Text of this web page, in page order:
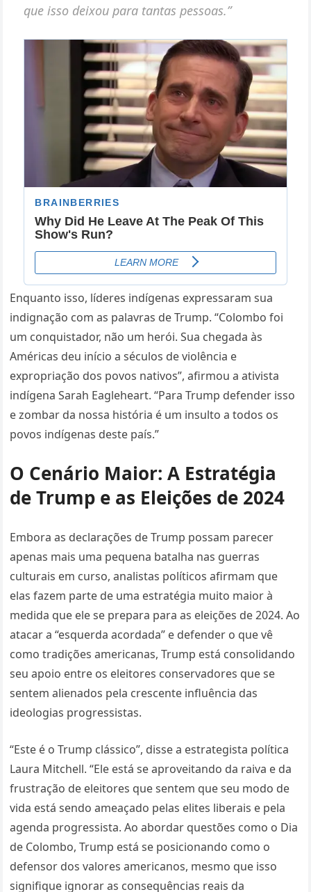
que isso deixou para tantas pessoas.”
Enquanto isso, líderes indígenas expressaram sua
indignação com as palavras de Trump. “Colombo foi
um conquistador, não um herói. Sua chegada às
Américas deu início a séculos de violência e
expropriação dos povos nativos”, afirmou a ativista
indígena Sarah Eagleheart. “Para Trump defender isso
e zombar da nossa história é um insulto a todos os
povos indígenas deste país.”
O Cenário Maior: A Estratégia
de Trump e as Eleições de 2024
Embora as declarações de Trump possam parecer
apenas mais uma pequena batalha nas guerras
culturais em curso, analistas políticos afirmam que
elas fazem parte de uma estratégia muito maior à
medida que ele se prepara para as eleições de 2024. Ao
atacar a “esquerda acordada” e defender o que vê
como tradições americanas, Trump está consolidando
seu apoio entre os eleitores conservadores que se
sentem alienados pela crescente influência das
ideologias progressistas.
“Este é o Trump clássico”, disse a estrategista política
Laura Mitchell. “Ele está se aproveitando da raiva e da
frustração de eleitores que sentem que seu modo de
vida está sendo ameaçado pelas elites liberais e pela
agenda progressista. Ao abordar questões como o Dia
de Colombo, Trump está se posicionando como o
defensor dos valores americanos, mesmo que isso
signifique ignorar as consequências reais da